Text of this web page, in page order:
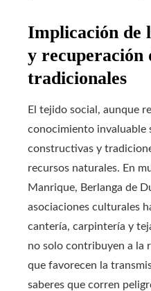
Implicación de
y recuperación
tradicionales
El tejido social, aunque
conocimiento invaluable
constructivas y
recursos naturales. En
Manrique, Berlanga de
asociaciones culturales
cantería, carpintería y
no solo contribuyen a la
que favorecen la
saberes que corren